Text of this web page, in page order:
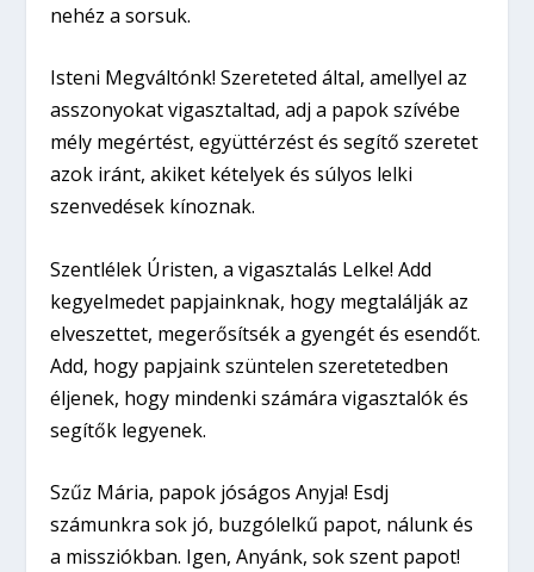
nehéz a sorsuk.
Isteni Megváltónk! Szereteted által, amellyel az
asszonyokat vigasztaltad, adj a papok szívébe
mély megértést, együttérzést és segítő szeretet
azok iránt, akiket kételyek és súlyos lelki
szenvedések kínoznak.
Szentlélek Úristen, a vigasztalás Lelke! Add
kegyelmedet papjainknak, hogy megtalálják az
elveszettet, megerősítsék a gyengét és esendőt.
Add, hogy papjaink szüntelen szeretetedben
éljenek, hogy mindenki számára vigasztalók és
segítők legyenek.
Szűz Mária, papok jóságos Anyja! Esdj
számunkra sok jó, buzgólelkű papot, nálunk és
a missziókban. Igen, Anyánk, sok szent papot!